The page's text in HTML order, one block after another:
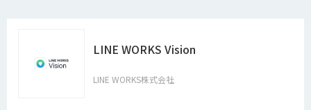
LINE WORKS Vision
LINE WORKS株式会社